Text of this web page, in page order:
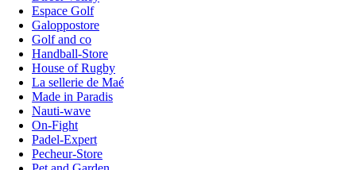
Espace Golf
Galoppostore
Golf and co
Handball-Store
House of Rugby
La sellerie de Maé
Made in Paradis
Nauti-wave
On-Fight
Padel-Expert
Pecheur-Store